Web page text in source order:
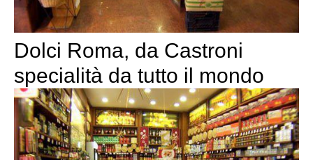
Dolci Roma, da Castroni
specialità da tutto il mondo